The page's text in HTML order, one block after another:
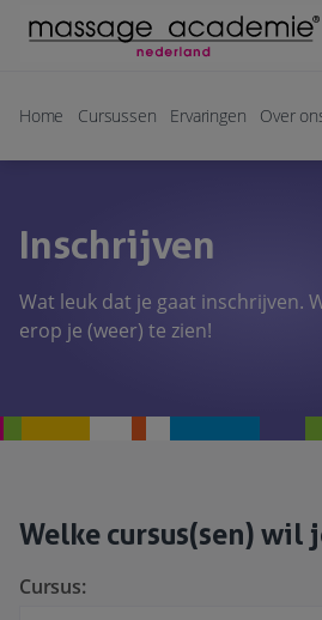
Home Cursussen Ervaringen Over
Inschrijven
Wat leuk dat je gaat inschrijven.
erop je (weer) te zien!
Welke cursus(sen) wil
Cursus: